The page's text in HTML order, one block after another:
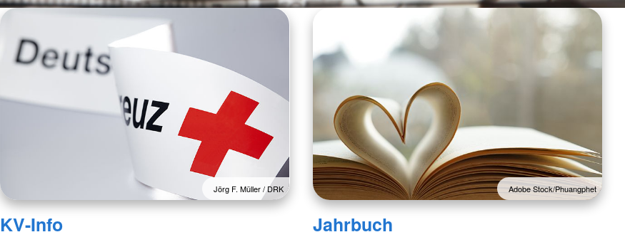
Jörg F. Müller / DRK
KV-Info
Adobe Stock/Phuangphet
Jahrbuch